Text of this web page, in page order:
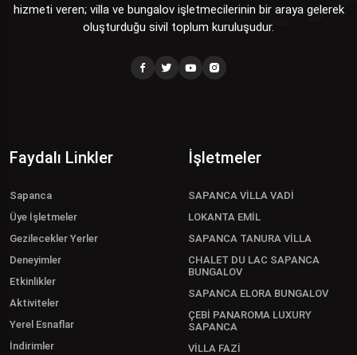
hizmeti veren; villa ve bungalov işletmecilerinin bir araya gelerek
oluşturduğu sivil toplum kuruluşudur.
Faydalı Linkler
Sapanca
Üye İşletmeler
Gezilecekler Yerler
Deneyimler
Etkinlikler
Aktiviteler
Yerel Esnaflar
İndirimler
İşletmeler
SAPANCA VİLLA VADİ
LOKANTA EMİL
SAPANCA TANURA VİLLA
CHALET DU LAC SAPANCA
BUNGALOV
SAPANCA ELORA BUNGALOV
ÇEBİ PANAROMA LUXURY
SAPANCA
VİLLA FAZİ